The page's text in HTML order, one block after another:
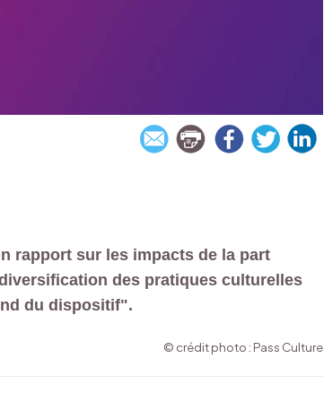
rapport sur les impacts de la part
des pratiques culturelles
du dispositif".
© crédit photo : Pass Culture